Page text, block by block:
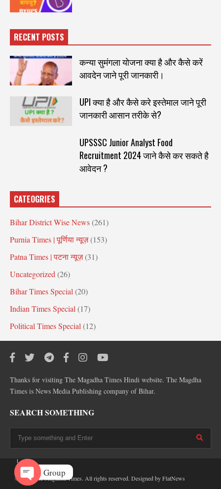
RECENT POSTS
कन्या सुमंगला योजना क्या है और कैसे करें
आवदेन जाने पूरी जानकारी।
UPI क्या है और कैसे करे इस्तेमाल जाने पूरी
जानकारी आसान तरीके से?
UPSSSC Junior Analyst Food
Recruitment 2024 जाने कैसे कर सकते है
आवेदन ?
CATEOGRIES
Bihar District Wise News(261)
Purnia Times | पूर्णिया न्यूज़(153)
Patna Times | पटना न्यूज़(31)
Uncategorized (26)
Bihar Times Special (20)
Indian Times Special (17)
Political Times Special (12)
Thanks for visiting The Magadha Times Hindi website. The Magdha
Times is News Media Publishing company of Bihar.
SEARCH SOMETHING
© 2016 The Magadha Times. All rights reserved. Designed byFlatNews
Join Group
1